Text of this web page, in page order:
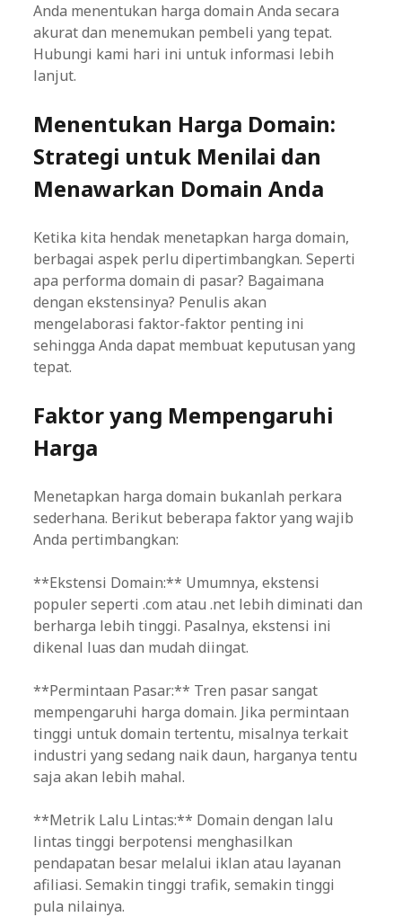
Anda menentukan harga domain Anda secara
akurat dan menemukan pembeli yang tepat.
Hubungi kami hari ini untuk informasi lebih
lanjut.
Menentukan Harga Domain:
Strategi untuk Menilai dan
Menawarkan Domain Anda
Ketika kita hendak menetapkan harga domain,
berbagai aspek perlu dipertimbangkan. Seperti
apa performa domain di pasar? Bagaimana
dengan ekstensinya? Penulis akan
mengelaborasi faktor-faktor penting ini
sehingga Anda dapat membuat keputusan yang
tepat.
Faktor yang Mempengaruhi
Harga
Menetapkan harga domain bukanlah perkara
sederhana. Berikut beberapa faktor yang wajib
Anda pertimbangkan:
**Ekstensi Domain:** Umumnya, ekstensi
populer seperti .com atau .net lebih diminati dan
berharga lebih tinggi. Pasalnya, ekstensi ini
dikenal luas dan mudah diingat.
**Permintaan Pasar:** Tren pasar sangat
mempengaruhi harga domain. Jika permintaan
tinggi untuk domain tertentu, misalnya terkait
industri yang sedang naik daun, harganya tentu
saja akan lebih mahal.
**Metrik Lalu Lintas:** Domain dengan lalu
lintas tinggi berpotensi menghasilkan
pendapatan besar melalui iklan atau layanan
afiliasi. Semakin tinggi trafik, semakin tinggi
pula nilainya.